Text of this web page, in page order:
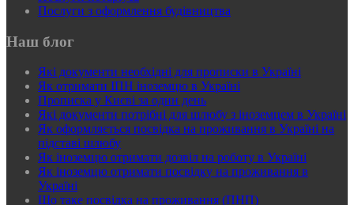
Послуги з оформлення будівництва
Наш блог
Які документи необхідні для прописки в Україні
Як отримати ІПН іноземцю в Україні
Прописка у Києві за один день
Які документи потрібні для шлюбу з іноземцем в Україні
Як оформляється посвідка на проживання в Україні на
підставі шлюбу
Як іноземцю отримати дозвіл на роботу в Україні
Як іноземцю отримати посвідку на проживання в
Україні
Що таке посвідка на проживання (ПНП)